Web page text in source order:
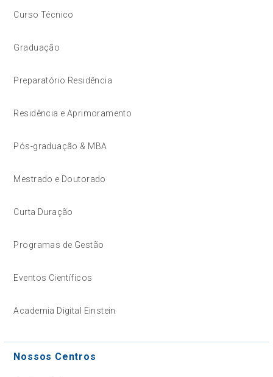
Curso Técnico
Graduação
Preparatório Residência
Residência e Aprimoramento
Pós-graduação & MBA
Mestrado e Doutorado
Curta Duração
Programas de Gestão
Eventos Científicos
Academia Digital Einstein
Nossos Centros